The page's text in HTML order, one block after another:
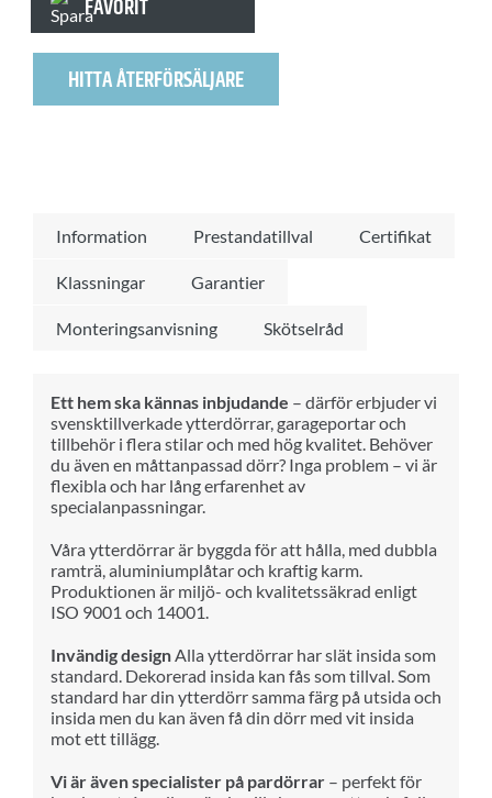
FAVORIT
HITTA ÅTERFÖRSÄLJARE
Information Prestandatillval Certifikat
Klassningar Garantier
Monteringsanvisning Skötselråd
Ett hem ska kännas inbjudande – därför erbjuder vi
svensktillverkade ytterdörrar, garageportar och
tillbehör i flera stilar och med hög kvalitet. Behöver
du även en måttanpassad dörr? Inga problem – vi är
flexibla och har lång erfarenhet av
specialanpassningar.
Våra ytterdörrar är byggda för att hålla, med dubbla
ramträ, aluminiumplåtar och kraftig karm.
Produktionen är miljö- och kvalitetssäkrad enligt
ISO 9001 och 14001.
Invändig designAlla ytterdörrar har slät insida som
standard. Dekorerad insida kan fås som tillval. Som
standard har din ytterdörr samma färg på utsida och
insida men du kan även få din dörr med vit insida
mot ett tillägg.
Vi är även specialister på pardörrar– perfekt för